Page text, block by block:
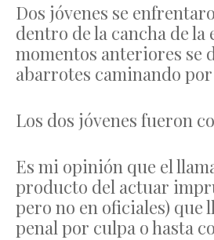
Dos jóvenes se
dentro de la cancha de
momentos anteriores se
abarrotes caminando
Los dos jóvenes fueron
Es mi opinión que el
producto del actuar
pero no en oficiales)
penal por culpa o hasta